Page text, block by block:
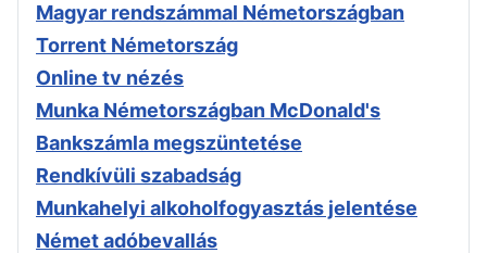
Magyar rendszámmal Németországban
Torrent Németország
Online tv nézés
Munka Németországban McDonald's
Bankszámla megszüntetése
Rendkívüli szabadság
Munkahelyi alkoholfogyasztás jelentése
Német adóbevallás